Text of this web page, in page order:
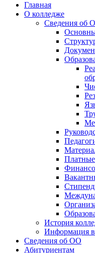
Главная
О колледже
Сведения об
Платные
История
Информация
Сведения об ОО
Абитуриентам